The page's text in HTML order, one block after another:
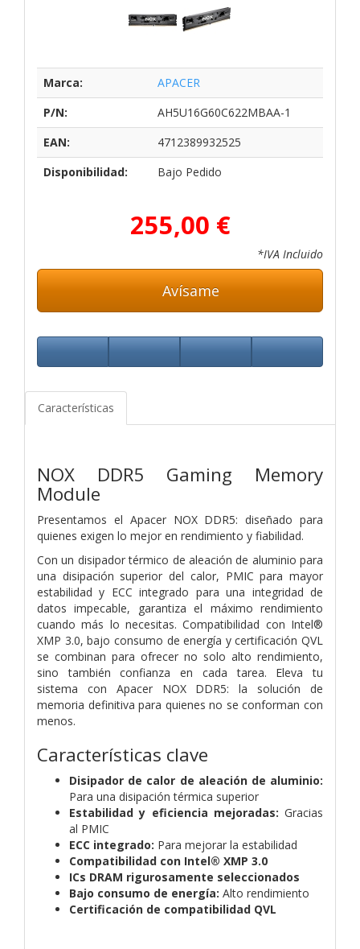
Marca:
APACER
P/N:
AH5U16G60C622MBAA-1
EAN:
4712389932525
Disponibilidad:
Bajo Pedido
255,00 €
*IVA Incluido
Avísame
Características
NOX DDR5 Gaming Memory
Module
Presentamos el Apacer NOX DDR5: diseñado para
quienes exigen lo mejor en rendimiento y fiabilidad.
Con un disipador térmico de aleación de aluminio para
una disipación superior del calor, PMIC para mayor
estabilidad y ECC integrado para una integridad de
datos impecable, garantiza el máximo rendimiento
cuando más lo necesitas. Compatibilidad con Intel®
XMP 3.0, bajo consumo de energía y certificación QVL
se combinan para ofrecer no solo alto rendimiento,
sino también confianza en cada tarea. Eleva tu
sistema con Apacer NOX DDR5: la solución de
memoria definitiva para quienes no se conforman con
menos.
Características clave
Disipador de calor de aleación de aluminio:
Para una disipación térmica superior
Estabilidad y eficiencia mejoradas: Gracias
al PMIC
ECC integrado: Para mejorar la estabilidad
Compatibilidad con Intel® XMP 3.0
ICs DRAM rigurosamente seleccionados
Bajo consumo de energía: Alto rendimiento
Certificación de compatibilidad QVL